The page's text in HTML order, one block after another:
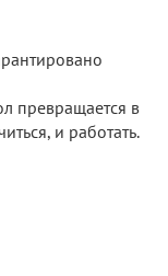
превращается в
и работать.